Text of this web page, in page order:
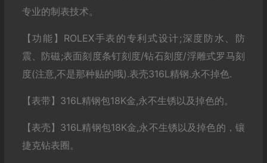
专业的制表技术。
【功能】ROLEX手表的专利式设计;深度防水、防
震、防磁;表面刻度条钉刻度/钻石刻度/浮雕式罗马刻
度(注意,不是那种贴的哦).表壳316L精钢.永不掉色.
【表带】316L精钢包18K金,永不生锈以及掉色的。
【表壳】316L精钢包18K金,永不生锈以及掉色的，镶
捷克钻表圈。